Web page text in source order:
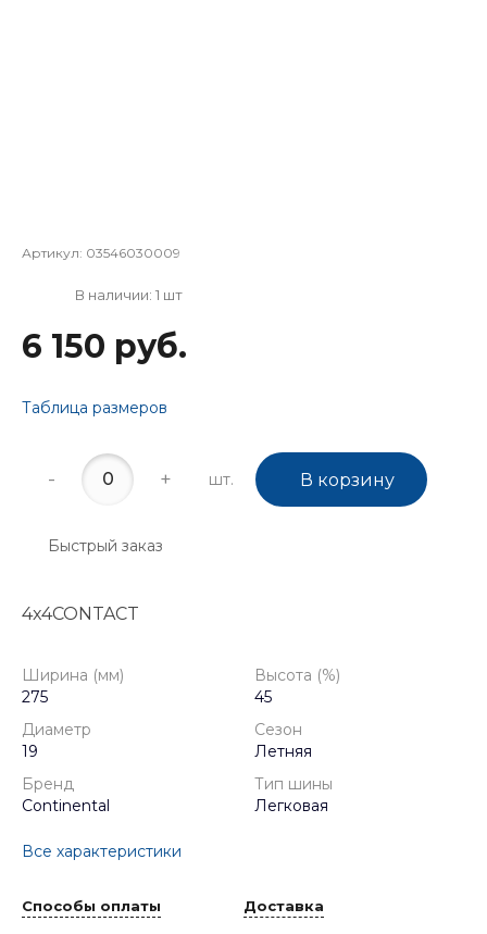
Артикул: 03546030009
В наличии: 1 шт
6 150 руб.
Таблица размеров
- + шт. В корзину
Быстрый заказ
4x4CONTACT
Ширина (мм)
275
Высота (%)
45
Диаметр
19
Сезон
Летняя
Бренд
Continental
Тип шины
Легковая
Все характеристики
Способы оплаты Доставка